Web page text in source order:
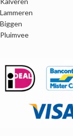
Lammeren
Biggen
Pluimvee